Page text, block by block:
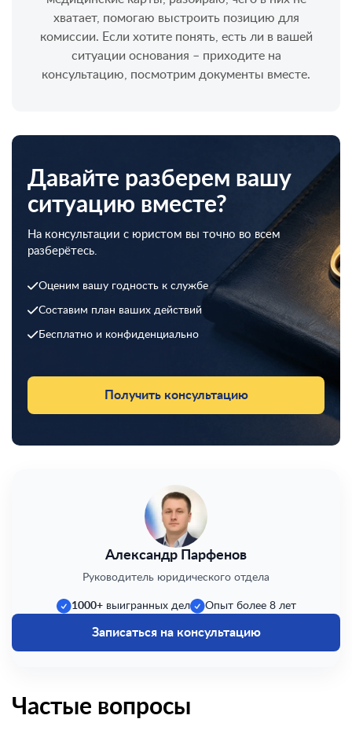
хватает, помогаю выстроить позицию для
комиссии. Если хотите понять, есть ли в вашей
ситуации основания – приходите на
консультацию, посмотрим документы вместе.
Давайте разберем вашу
ситуацию вместе?
На консультации с юристом вы точно во всем
разберётесь.
Оценим вашу годность к службе
Составим план ваших действий
Бесплатно и конфиденциально
Получить консультацию
Александр Парфенов
Руководитель юридического отдела
1000+выигранных дел Опыт более 8 лет
Записаться на консультацию
Частые вопросы